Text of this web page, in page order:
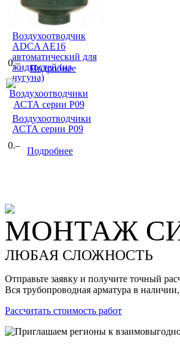
Воздухоотводчик
ADCA AE16
автоматический для
жидкостей (из
чугуна)
0.–
Подробнее
Воздухоотводчики
АСТА серии Р09
0.–
Подробнее
МОНТАЖ
ЛЮБАЯ СЛОЖНОСТЬ
Отправьте заявку и получите точный
Вся трубопроводная арматура в
Рассчитать стоимость работ